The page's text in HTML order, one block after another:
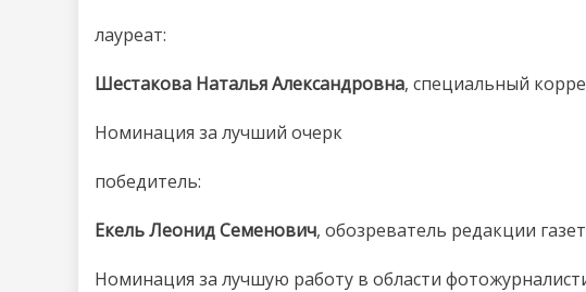
лауреат:
Шестакова Наталья Александровна, специальный
Номинация за лучший очерк
победитель:
Екель Леонид Семенович, обозреватель редакции
Номинация за лучшую работу в области